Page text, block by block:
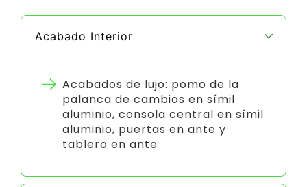
Acabado Interior
Acabados de lujo: pomo de la
palanca de cambios en símil
aluminio, consola central en símil
aluminio, puertas en ante y
tablero en ante